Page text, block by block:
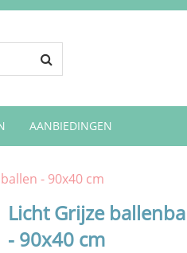
AANBIEDINGEN
- 90x40 cm
Licht Grijze
- 90x40 cm